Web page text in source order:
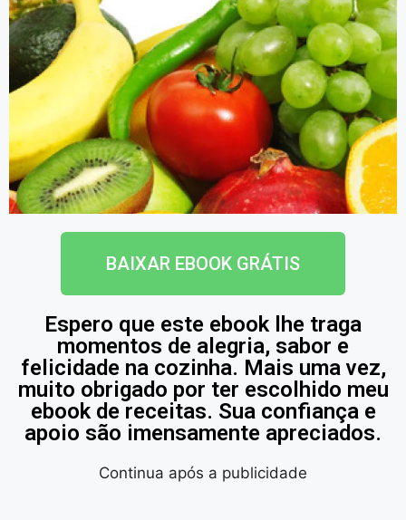
BAIXAR EBOOK GRÁTIS
Espero que este ebook lhe traga
momentos de alegria, sabor e
felicidade na cozinha. Mais uma vez,
muito obrigado por ter escolhido meu
ebook de receitas. Sua confiança e
apoio são imensamente apreciados.
Continua após a publicidade